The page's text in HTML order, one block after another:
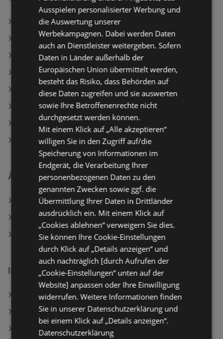
Reinigungsbürsten Set
Textipflegebürste
Tchibo/Eduscho Angebote
Fressnapf Angebote
Aktuelle Fressnapf Flugblätter
Aktuelle LEGO Flugblätter
Aktuelle INTERSPORT Flugblätter
Aktuelle Tchibo/Eduscho Flugblätter
Ähnliche Händler
Tchibo/Eduscho Angebote
INTERSPORT Angebote
Fressnapf Angebote
Interessantes auf wogibtswas.at
ADLER-Farbenmeister Filialen in Diemlach
dm friseurstudio in Perg
Turmüberbau Angebote
Ausspielen personalisierter Werbung und
die Auswertung unserer
Werbekampagnen. Dabei werden Daten
auch an Dienstleister weitergeben. Sofern
Daten in Länder außerhalb der
Europäischen Union übermittelt werden,
besteht das Risiko, dass Behörden auf
diese Daten zugreifen und sie auswerten
sowie Ihre Betroffenenrechte nicht
durchgesetzt werden können.
Mit einem Klick auf „Alle akzeptieren“
willigen Sie in den Zugriff auf/die
Speicherung von Informationen im
Endgerät, die Verarbeitung Ihrer
personenbezogenen Daten zu den
genannten Zwecken sowie ggf. die
Übermittlung Ihrer Daten in Drittländer
ausdrücklich ein. Mit einem Klick auf
„Cookies ablehnen“ verweigern Sie dies.
Sie können Ihre Cookie-Einstellungen
durch Klick auf „Details anzeigen“ und
auch nachträglich [durch Aufrufen der
„Cookie-Einstellungen“ unten auf der
Website] anpassen oder Ihre Einwilligung
widerrufen. Weitere Informationen finden
Sie in unserer Datenschutzerklärung und
bei einem Klick auf „Details anzeigen“.
Datenschutzerklärung